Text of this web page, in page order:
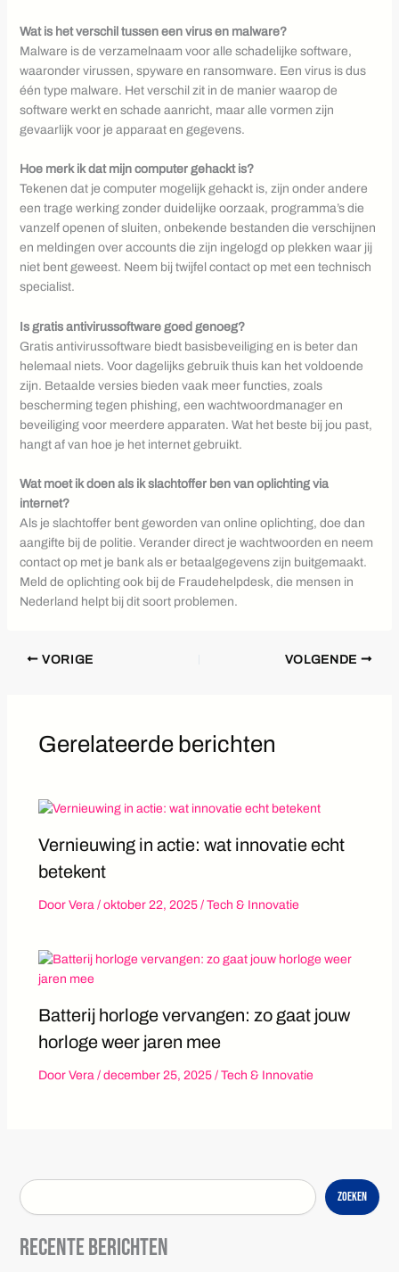
Wat is het verschil tussen een virus en malware?
Malware is de verzamelnaam voor alle schadelijke software,
waaronder virussen, spyware en ransomware. Een virus is dus
één type malware. Het verschil zit in de manier waarop de
software werkt en schade aanricht, maar alle vormen zijn
gevaarlijk voor je apparaat en gegevens.
Hoe merk ik dat mijn computer gehackt is?
Tekenen dat je computer mogelijk gehackt is, zijn onder andere
een trage werking zonder duidelijke oorzaak, programma’s die
vanzelf openen of sluiten, onbekende bestanden die verschijnen
en meldingen over accounts die zijn ingelogd op plekken waar jij
niet bent geweest. Neem bij twijfel contact op met een technisch
specialist.
Is gratis antivirussoftware goed genoeg?
Gratis antivirussoftware biedt basisbeveiliging en is beter dan
helemaal niets. Voor dagelijks gebruik thuis kan het voldoende
zijn. Betaalde versies bieden vaak meer functies, zoals
bescherming tegen phishing, een wachtwoordmanager en
beveiliging voor meerdere apparaten. Wat het beste bij jou past,
hangt af van hoe je het internet gebruikt.
Wat moet ik doen als ik slachtoffer ben van oplichting via
internet?
Als je slachtoffer bent geworden van online oplichting, doe dan
aangifte bij de politie. Verander direct je wachtwoorden en neem
contact op met je bank als er betaalgegevens zijn buitgemaakt.
Meld de oplichting ook bij de Fraudehelpdesk, die mensen in
Nederland helpt bij dit soort problemen.
VORIGE VOLGENDE
Gerelateerde berichten
Vernieuwing in actie: wat innovatie echt
betekent
Door Vera / oktober 22, 2025 / Tech & Innovatie
Batterij horloge vervangen: zo gaat jouw
horloge weer jaren mee
Door Vera / december 25, 2025 / Tech & Innovatie
Zoeken
Recente berichten